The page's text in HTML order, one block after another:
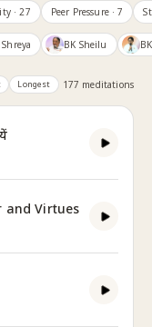
· 27 Peer Pressure· 7
BK Sheilu
Longest 177 meditations
and Virtues